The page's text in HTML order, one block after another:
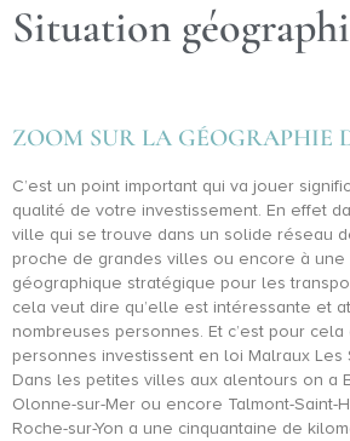
Situation
ZOOM SUR LA GÉOGRAPHIE
C’est un point important qui va jouer
qualité de votre investissement. En effet
ville qui se trouve dans un solide réseau
proche de grandes villes ou encore à une
géographique stratégique pour les
cela veut dire qu’elle est intéressante et
nombreuses personnes. Et c’est pour cela
personnes investissent en loi Malraux Les
Dans les petites villes aux alentours on a
Olonne-sur-Mer ou encore Talmont-Saint-
Roche-sur-Yon a une cinquantaine de